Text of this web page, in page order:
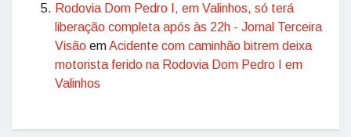
Rodovia Dom Pedro I, em Valinhos, só terá
liberação completa após às 22h - Jornal Terceira
Visão emAcidente com caminhão bitrem deixa
motorista ferido na Rodovia Dom Pedro I em
Valinhos